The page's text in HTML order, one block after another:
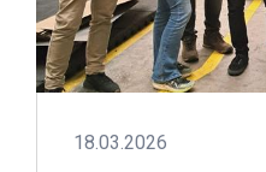
18.03.2026